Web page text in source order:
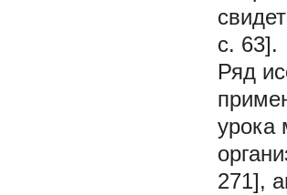
с. 63].
Ряд
урока
271],